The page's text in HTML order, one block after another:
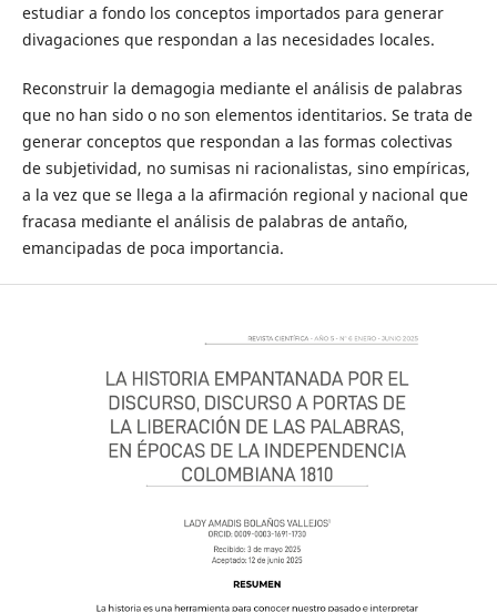
estudiar a fondo los conceptos importados para generar
divagaciones que respondan a las necesidades locales.
Reconstruir la demagogia mediante el análisis de palabras
que no han sido o no son elementos identitarios. Se trata de
generar conceptos que respondan a las formas colectivas
de subjetividad, no sumisas ni racionalistas, sino empíricas,
a la vez que se llega a la afirmación regional y nacional que
fracasa mediante el análisis de palabras de antaño,
emancipadas de poca importancia.